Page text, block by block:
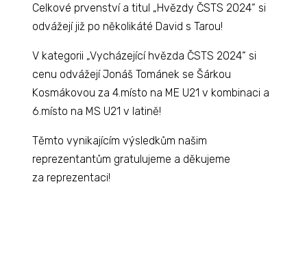
Celkové prvenství a titul „Hvězdy ČSTS 2024“ si
odvážejí již po několikáté David s Tarou!
V kategorii „Vycházející hvězda ČSTS 2024“ si
cenu odvážejí Jonáš Tománek se Šárkou
Kosmákovou za 4.místo na ME U21 v kombinaci a
6.místo na MS U21 v latině!
Těmto vynikajícím výsledkům našim
reprezentantům gratulujeme a děkujeme
za reprezentaci!